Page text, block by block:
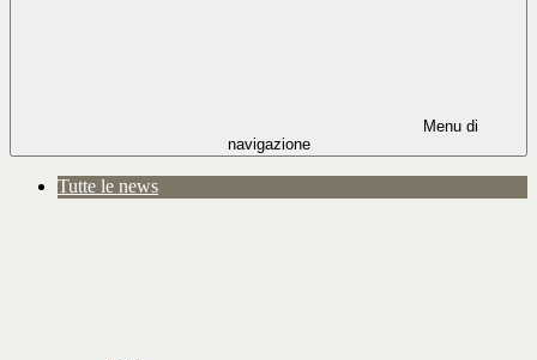
Menu di
navigazione
Tutte le news